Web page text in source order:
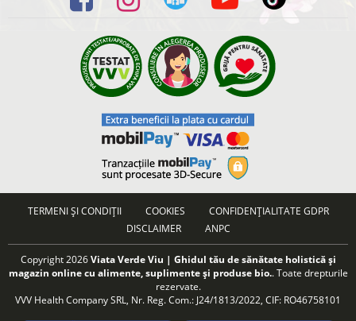
TERMENI ȘI CONDIȚII COOKIES
CONFIDENȚIALITATE GDPR
DISCLAIMER
ANPC
Copyright 2026Viata Verde Viu | Ghidul tău de sănătate holistică și
magazin online cu alimente, suplimente și produse bio.. Toate drepturile
rezervate.
VVV Health Company SRL, Nr. Reg. Com.: J24/1813/2022, CIF: RO46758101